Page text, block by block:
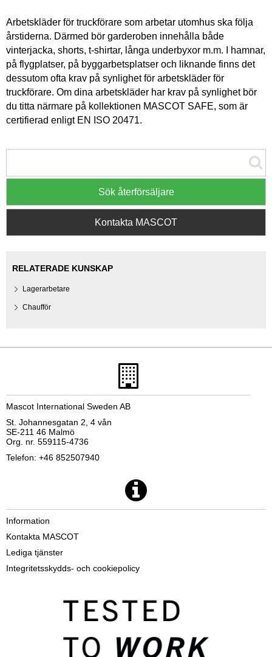
Arbetskläder för truckförare som arbetar utomhus ska följa
årstiderna. Därmed bör garderoben innehålla både
vinterjacka, shorts, t-shirtar, långa underbyxor m.m. I hamnar,
på flygplatser, på byggarbetsplatser och liknande finns det
dessutom ofta krav på synlighet för arbetskläder för
truckförare. Om dina arbetskläder har krav på synlighet bör
du titta närmare på kollektionen MASCOT SAFE, som är
certifierad enligt EN ISO 20471.
Sök återförsäljare
Kontakta MASCOT
RELATERADE KUNSKAP
Lagerarbetare
Chaufför
Mascot International Sweden AB
St. Johannesgatan 2, 4 vån
SE-211 46 Malmö
Org. nr. 559115-4736
Telefon: +46 852507940
Information
Kontakta MASCOT
Lediga tjänster
Integritetsskydds- och cookiepolicy